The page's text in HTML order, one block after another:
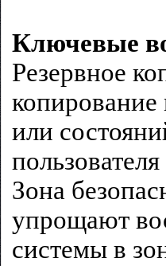
Ключевые
Резервное
копирование
или
Зона
упрощают
системы в